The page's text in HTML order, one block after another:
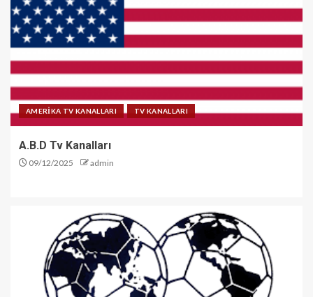
AMERİKA TV KANALLARI TV KANALLARI
A.B.D Tv Kanalları
09/12/2025 admin